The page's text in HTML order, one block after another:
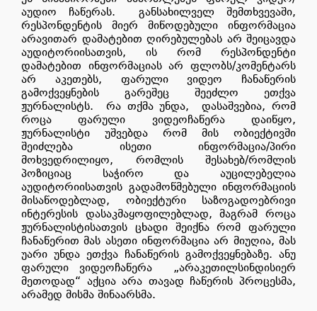
აუდიო ჩაწერას.
განსახილველ შემთხვევაში,
რესპონდენტის მიერ მიწოდებული ინფორმაცია
არავითარ დამატებით ღირებულებას არ შეიცავდა
აუდიტორიისათვის, ის რომ რესპონდენტი
დამატებით ინფორმაციას არ ფლობს/კომენტარს
არ აკეთებს, ფარული ვიდეო ჩანაწერის
გამოქვეყნების გარეშეც შეეძლო ეთქვა
ჟურნალისტს.
რა თქმა უნდა,
დასაშვებია, რომ
როცა ფარული ვიდეოჩაწერა დაიწყო,
ჟურნალისტი უშვებდა რომ მის ობიექტივში
შეიძლება ისეთი ინფორმაცია/პირი
მოხვედრილიყო, რომლის შესახებ/რომლის
პოზიციაც საჭირო და აუცილებელია
აუდიტორიისათვის გადამოწმებული ინფორმაციის
მისაწოდებლად, ობიექტური საზოგადოებრივი
ინტერესის დასაკმაყოფილებლად, მაგრამ როცა
ჟურნალისტისათვის ცხადი შეიქნა რომ ფარული
ჩანაწერით მას ასეთი ინფორმაცია არ მიუღია, მას
უარი უნდა ეთქვა ჩანაწერის გამოქვეყნებაზე. ანუ
ფარული ვიდეოჩაწერა
„არაკეთილსინდისიერ
მეთოდად“ აქცია არა თავად ჩაწერის პროცესმა,
არამედ მისმა შინაარსმა.